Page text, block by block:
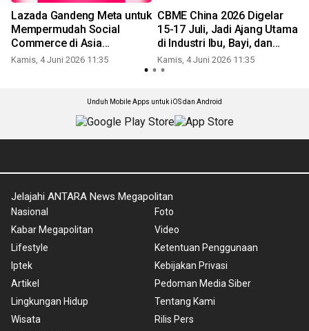
Lazada Gandeng Meta untuk
Mempermudah Social
Commerce di Asia
Tenggara Lewat Program
Kamis, 4 Juni 2026 11:35
CBME China 2026 Digelar
15-17 Juli, Jadi Ajang Utama
di Industri Ibu, Bayi, dan
Anak Global untuk
Menentukan Arah Pasar
Kamis, 4 Juni 2026 11:35
Unduh Mobile Apps untuk iOS dan Android
Jelajahi ANTARA News Megapolitan
Nasional
Kabar Megapolitan
Lifestyle
Iptek
Artikel
Lingkungan Hidup
Wisata
Foto
Video
Ketentuan Penggunaan
Kebijakan Privasi
Pedoman Media Siber
Tentang Kami
Rilis Pers